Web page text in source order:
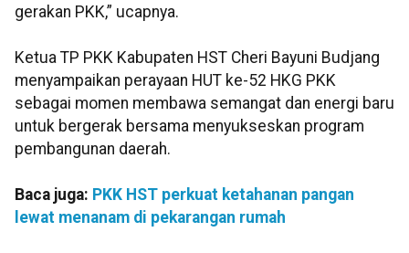
gerakan PKK,” ucapnya.
Ketua TP PKK Kabupaten HST Cheri Bayuni Budjang
menyampaikan perayaan HUT ke-52 HKG PKK
sebagai momen membawa semangat dan energi baru
untuk bergerak bersama menyukseskan program
pembangunan daerah.
Baca juga: PKK HST perkuat ketahanan pangan
lewat menanam di pekarangan rumah